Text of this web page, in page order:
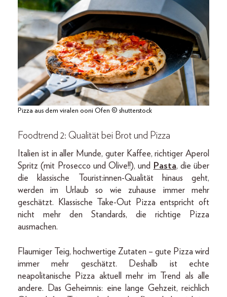
Pizza aus dem viralen ooni Ofen © shutterstock
Foodtrend 2: Qualität bei Brot und Pizza
Italien ist in aller Munde, guter Kaffee, richtiger Aperol
Spritz (mit Prosecco und Olive!!), und
Pasta, die über
die klassische Tourist:innen-Qualität hinaus geht,
werden im Urlaub so wie zuhause immer mehr
geschätzt. Klassische Take-Out Pizza entspricht oft
nicht mehr den Standards, die richtige Pizza
ausmachen.
Flaumiger Teig, hochwertige Zutaten – gute Pizza wird
immer mehr geschätzt. Deshalb ist echte
neapolitanische Pizza aktuell mehr im Trend als alle
andere. Das Geheimnis: eine lange Gehzeit, reichlich